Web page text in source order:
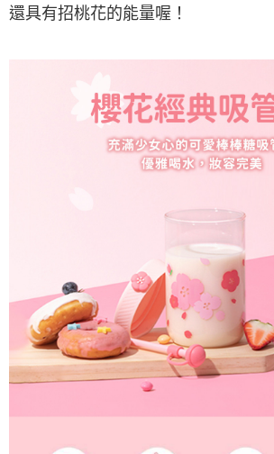
還具有招桃花的能量喔！